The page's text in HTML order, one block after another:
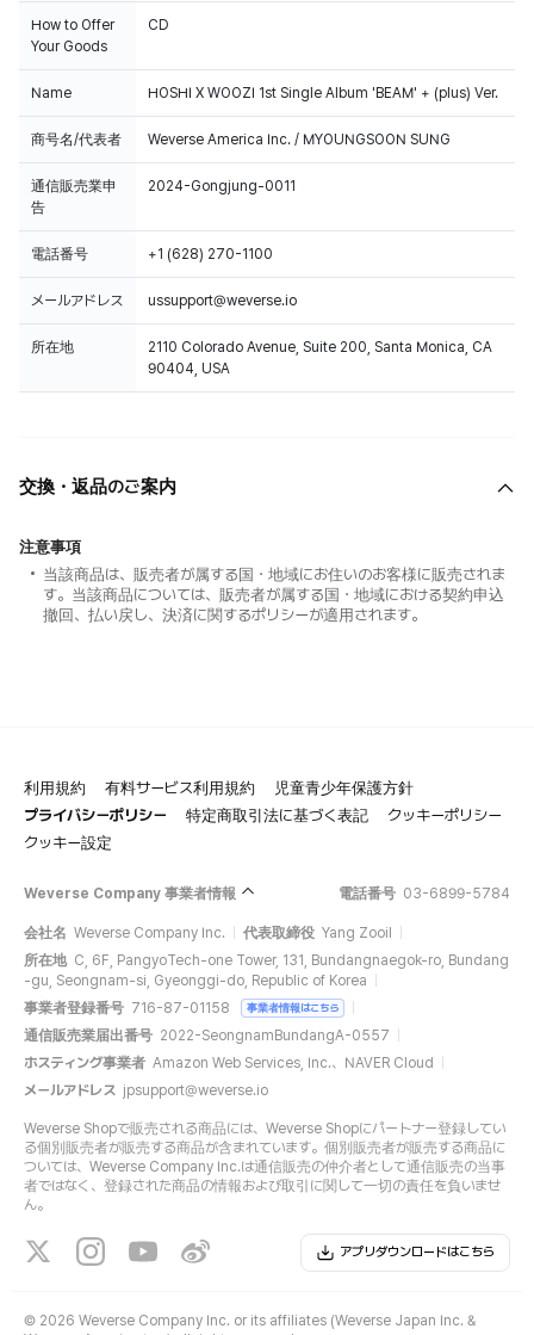
How to Offer
Your Goods
CD
Name HOSHI X WOOZI 1st Single Album 'BEAM' + (plus) Ver.
商号名/代表者 Weverse America Inc. / MYOUNGSOON SUNG
通信販売業申
告
2024-Gongjung-0011
電話番号 +1 (628) 270-1100
メールアドレス ussupport@weverse.io
所在地
2110 Colorado Avenue, Suite 200, Santa Monica, CA
90404, USA
交換・返品のご案内
注意事項
当該商品は、販売者が属する国・地域にお住いのお客様に販売されま
す。当該商品については、販売者が属する国・地域における契約申込
撤回、払い戻し、決済に関するポリシーが適用されます。
利用規約 有料サービス利用規約
児童青少年保護方針
プライバシーポリシー
特定商取引法に基づく表記
クッキーポリシー
クッキー設定
Weverse Company 事業者情報 電話番号 03-6899-5784
会社名 Weverse Company Inc. 代表取締役 Yang Zooil
所在地 C, 6F, PangyoTech-one Tower, 131, Bundangnaegok-ro, Bundang
-gu, Seongnam-si, Gyeonggi-do, Republic of Korea
事業者登録番号 716-87-01158 事業者情報はこちら
通信販売業届出番号 2022-SeongnamBundangA-0557
ホスティング事業者 Amazon Web Services, Inc.、NAVER Cloud
メールアドレス jpsupport@weverse.io
Weverse Shopで販売される商品には、Weverse Shopにパートナー登録してい
る個別販売者が販売する商品が含まれています。個別販売者が販売する商品に
ついては、Weverse Company Inc.は通信販売の仲介者として通信販売の当事
者ではなく、登録された商品の情報および取引に関して一切の責任を負いませ
ん。
アプリダウンロードはこちら
© 2026 Weverse Company Inc. or its affiliates (Weverse Japan Inc. &